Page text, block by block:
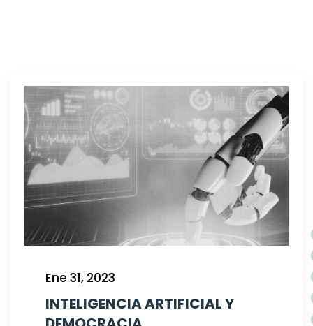
Ene 31, 2023
INTELIGENCIA ARTIFICIAL Y